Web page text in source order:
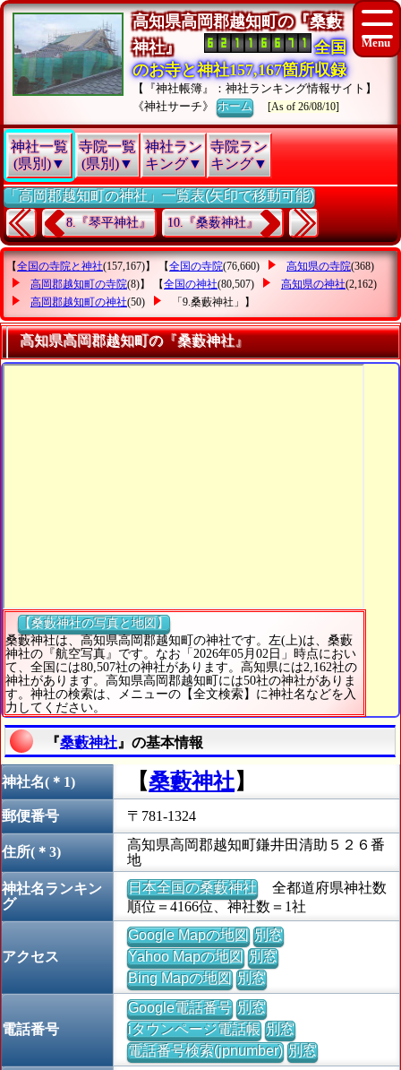
高知県高岡郡越知町の『桑藪
神社』
全国
のお寺と神社157,167箇所収録
【『神社帳簿』：神社ランキング情報サイト】
《神社サーチ》ホーム [As of 26/08/10]
神社一覧
(県別)▼
寺院一覧
(県別)▼
神社ラン
キング▼
寺院ラン
キング▼
「高岡郡越知町の神社」一覧表(矢印で移動可能)
8.『琴平神社』 10.『桑薮神社』
【全国の寺院と神社(157,167)】 【全国の寺院(76,660) 高知県の寺院(368)
高岡郡越知町の寺院(8)】 【全国の神社(80,507) 高知県の神社(2,162)
高岡郡越知町の神社(50) 「9.桑藪神社」 】
高知県高岡郡越知町の『桑藪神社』
【桑藪神社の写真と地図】
桑藪神社は、高知県高岡郡越知町の神社です。左(上)は、桑藪
神社の『航空写真』です。なお「2026年05月02日」時点におい
て、全国には80,507社の神社があります。高知県には2,162社の
神社があります。高知県高岡郡越知町には50社の神社がありま
す。神社の検索は、メニューの【全文検索】に神社名などを入
力してください。
『桑藪神社 』の基本情報
神社名(＊1) 【桑藪神社】
郵便番号 〒781-1324
住所(＊3)
高知県高岡郡越知町鎌井田清助５２６番
地
神社名ランキン
グ
日本全国の桑藪神社全都道府県神社数
順位＝4166位、神社数＝1社
アクセス
Google Mapの地図 別窓
Yahoo Mapの地図 別窓
Bing Mapの地図 別窓
電話番号
Google電話番号 別窓
iタウンページ電話帳 別窓
電話番号検索(jpnumber) 別窓